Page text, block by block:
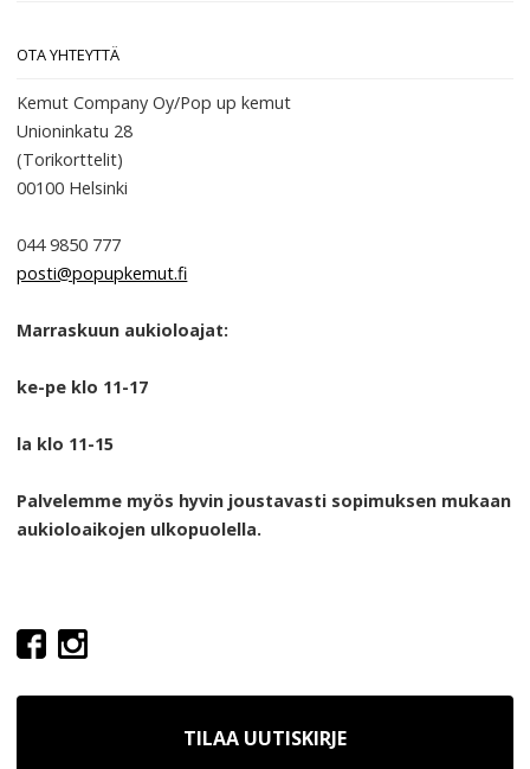
OTA YHTEYTTÄ
Kemut Company Oy/Pop up kemut
Unioninkatu 28
(Torikorttelit)
00100 Helsinki
044 9850 777
posti@popupkemut.fi
Marraskuun aukioloajat:
ke-pe klo 11-17
la klo 11-15
Palvelemme myös hyvin joustavasti sopimuksen mukaan
aukioloaikojen ulkopuolella.
TILAA UUTISKIRJE